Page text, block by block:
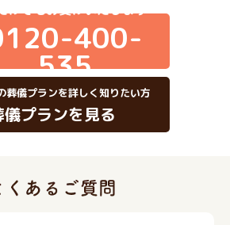
けでもお受けいたします
400-
535
葬儀プランを詳しく知りたい方
儀プランを見る